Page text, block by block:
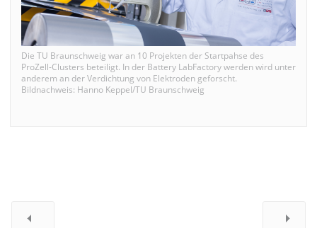
Die TU Braunschweig war an 10 Projekten der Startpahse des
ProZell-Clusters beteiligt. In der Battery LabFactory werden wird unter
anderem an der Verdichtung von Elektroden geforscht.
Bildnachweis: Hanno Keppel/TU Braunschweig